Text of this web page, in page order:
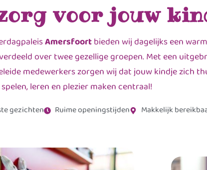
voor jouw
Amersfoortbieden wij dagelijks een
over twee gezellige groepen. Met een
medewerkers zorgen wij dat jouw kindje zich
leren en plezier maken centraal!
gezichten Ruime openingstijden Makkelijk